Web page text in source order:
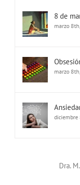
8 de
marzo
marzo
Dra.